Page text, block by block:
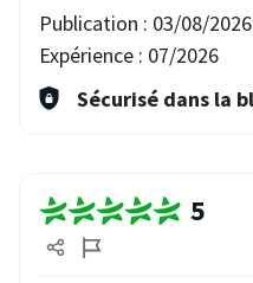
Publication : 03/08/2026
Expérience : 07/2026
Sécurisé dans la
5